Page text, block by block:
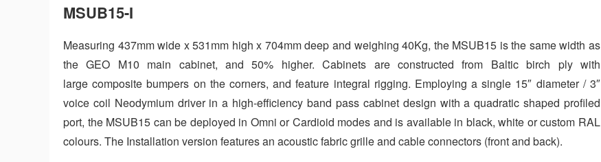
MSUB15-I
Measuring 437mm wide x 531mm high x 704mm deep and weighing 40Kg, the MSUB15 is the same width as
the GEO M10 main cabinet, and 50% higher. Cabinets are constructed from Baltic birch ply with
large composite bumpers on the corners, and feature integral rigging. Employing a single 15″ diameter / 3″
voice coil Neodymium driver in a high-efficiency band pass cabinet design with a quadratic shaped profiled
port, the MSUB15 can be deployed in Omni or Cardioid modes and is available in black, white or custom RAL
colours. The Installation version features an acoustic fabric grille and cable connectors (front and back).